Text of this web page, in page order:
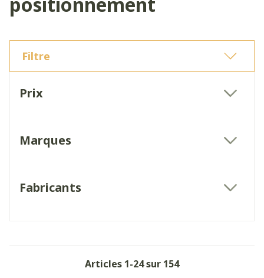
Filtre
Prix
Marques
Fabricants
Articles 1-24sur 154